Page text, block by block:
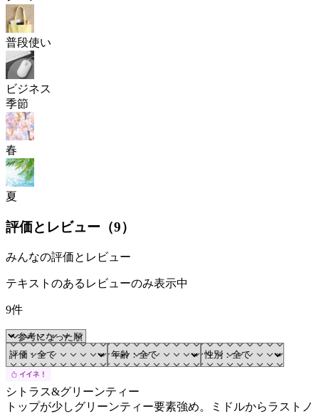
普段使い
ビジネス
季節
春
夏
評価とレビュー（9）
みんなの評価とレビュー
テキストのあるレビューのみ表示中
9件
シトラス&グリーンティー
トップが少しグリーンティー要素強め。ミドルからラストノ